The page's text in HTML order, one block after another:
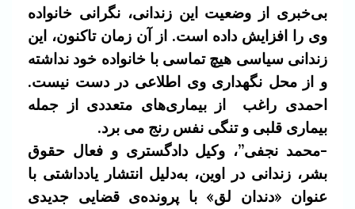
بی‌خبری از وضعیت این زندانی، نگرانی خانواده
وی را افزایش داده است. از آن زمان تاکنون، این
زندانی سیاسی هیچ تماسی با خانواده خود نداشته
و از محل نگهداری وی اطلاعی در دست نیست.
احمدی راغب
از بیماری‌های متعددی از جمله
بیماری قلبی و تنگی نفس رنج می برد.
-محمد نجفی”، وکیل دادگستری و فعال حقوق
بشر، زندانی در اوین، به‌دلیل انتشار یادداشتی با
عنوان «دندان لق» با پرونده‌ی قضایی جدیدی